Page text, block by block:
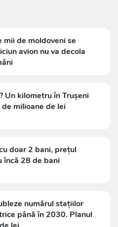
de moldoveni se
avion nu va decola
Un kilometru în Trușeni
milioane de lei
doar 2 bani, prețul
încă 28 de bani
numărul stațiilor
până în 2030. Planul